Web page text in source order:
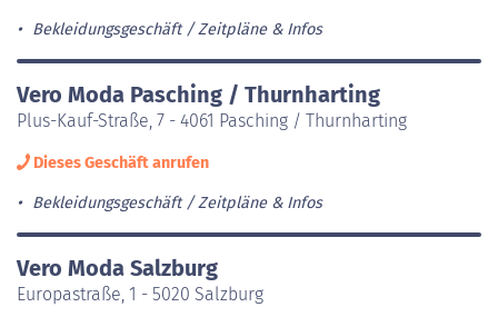
Bekleidungsgeschäft Zeitpläne & Infos
Vero Moda Pasching / Thurnharting
Plus-Kauf-Straße, 7 - 4061 Pasching / Thurnharting
Dieses Geschäft anrufen
Bekleidungsgeschäft Zeitpläne & Infos
Vero Moda Salzburg
Europastraße, 1 - 5020 Salzburg